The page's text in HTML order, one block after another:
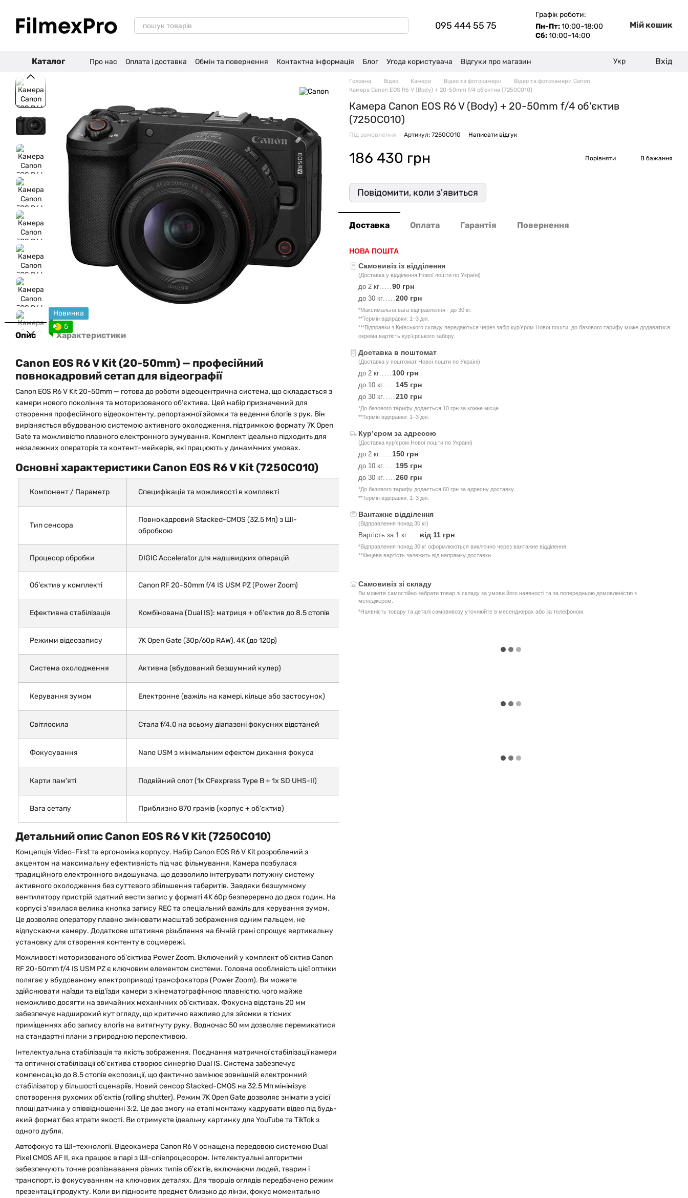
095 444 55 75
Графік роботи:
Пн-Пт:10:00–18:00
Сб:10:00–14:00
Мій кошик
Каталог Про нас Оплата і доставка Обмін та повернення Контактна інформація Блог Угода користувача Відгуки про магазин Укр Вхід
Новинка
5
Опис Характеристики
Canon EOS R6 V Kit (20-50mm) — професійний
повнокадровий сетап для відеографії
Canon EOS R6 V Kit 20-50mm — готова до роботи відеоцентрична система, що складається з
камери нового покоління та моторизованого об’єктива. Цей набір призначений для
створення професійного відеоконтенту, репортажної зйомки та ведення блогів з рук. Він
вирізняється вбудованою системою активного охолодження, підтримкою формату 7K Open
Gate та можливістю плавного електронного зумування. Комплект ідеально підходить для
незалежних операторів та контент-мейкерів, які працюють у динамічних умовах.
Основні характеристики Canon EOS R6 V Kit (7250C010)
Компонент / Параметр Специфікація та можливості в комплекті
Тип сенсора
Повнокадровий Stacked-CMOS (32.5 Мп) з ШІ-
обробкою
Процесор обробки DIGIC Accelerator для надшвидких операцій
Об’єктив у комплекті Canon RF 20-50mm f/4 IS USM PZ (Power Zoom)
Ефективна стабілізація Комбінована (Dual IS): матриця + об’єктив до 8.5 стопів
Режими відеозапису 7K Open Gate (30p/60p RAW), 4K (до 120p)
Система охолодження Активна (вбудований безшумний кулер)
Керування зумом Електронне (важіль на камері, кільце або застосунок)
Світлосила Стала f/4.0 на всьому діапазоні фокусних відстаней
Фокусування Nano USM з мінімальним ефектом дихання фокуса
Карти пам'яті Подвійний слот (1x CFexpress Type B + 1x SD UHS-II)
Вага сетапу Приблизно 870 грамів (корпус + об’єктив)
Детальний опис Canon EOS R6 V Kit (7250C010)
Концепція Video-First та ергономіка корпусу. Набір Canon EOS R6 V Kit розроблений з
акцентом на максимальну ефективність під час фільмування. Камера позбулася
традиційного електронного видошукача, що дозволило інтегрувати потужну систему
активного охолодження без суттєвого збільшення габаритів. Завдяки безшумному
вентилятору пристрій здатний вести запис у форматі 4K 60p безперервно до двох годин. На
корпусі з’явилася велика кнопка запису REC та спеціальний важіль для керування зумом.
Це дозволяє оператору плавно змінювати масштаб зображення одним пальцем, не
відпускаючи камеру. Додаткове штативне різьблення на бічній грані спрощує вертикальну
установку для створення контенту в соцмережі.
Можливості моторизованого об’єктива Power Zoom. Включений у комплект об’єктив Canon
RF 20-50mm f/4 IS USM PZ є ключовим елементом системи. Головна особливість цієї оптики
полягає у вбудованому електроприводі трансфокатора (Power Zoom). Ви можете
здійснювати наїзди та від’їзди камери з кінематографічною плавністю, чого майже
неможливо досягти на звичайних механічних об’єктивах. Фокусна відстань 20 мм
забезпечує надширокий кут огляду, що критично важливо для зйомки в тісних
приміщеннях або запису влогів на витягнуту руку. Водночас 50 мм дозволяє перемикатися
на стандартні плани з природною перспективою.
Інтелектуальна стабілізація та якість зображення. Поєднання матричної стабілізації камери
та оптичної стабілізації об’єктива створює синергію Dual IS. Система забезпечує
компенсацію до 8.5 стопів експозиції, що фактично замінює зовнішній електронний
стабілізатор у більшості сценаріїв. Новий сенсор Stacked-CMOS на 32.5 Мп мінімізує
спотворення рухомих об’єктів (rolling shutter). Режим 7K Open Gate дозволяє знімати з усієї
площі датчика у співвідношенні 3:2. Це дає змогу на етапі монтажу кадрувати відео під будь-
який формат без втрати якості. Ви отримуєте ідеальну картинку для YouTube та TikTok з
одного дубля.
Автофокус та ШІ-технології. Відеокамера Canon R6 V оснащена передовою системою Dual
Pixel CMOS AF II, яка працює в парі з ШІ-співпроцесором. Інтелектуальні алгоритми
забезпечують точне розпізнавання різних типів об’єктів, включаючи людей, тварин і
транспорт, із фокусуванням на ключових деталях. Для творців оглядів передбачено режим
презентації продукту. Коли ви підносите предмет близько до лінзи, фокус моментально
Головна Відео Камери Відео та фотокамери
Відео та фотокамери Canon
Камера Canon EOS R6 V (Body) + 20-50mm f/4 об'єктив (7250C010)
Камера Canon EOS R6 V (Body) + 20-50mm f/4 об'єктив
(7250C010)
Під замовлення Артикул: 7250C010 Написати відгук
186 430 грн Порівняти В бажання
Повідомити, коли з'явиться
Доставка Оплата Гарантія Повернення
НОВА ПОШТА
Самовивіз із відділення
(Доставка у відділення Нової пошти по Україні)
до 2 кг.....90 грн
до 30 кг.....200 грн
*Максимальна вага відправлення - до 30 кг.
**Термін відправки: 1–3 дні.
***Відправки з Київського складу передаються через забір курʼєром Нової пошти, до базового тарифу може додаватися
окрема вартість курʼєрського забору.
Доставка в поштомат
(Доставка у поштомат Нової пошти по Україні)
до 2 кг..... 100 грн
до 10 кг..... 145 грн
до 30 кг.....210 грн
*До базового тарифу додається 10 грн за кожне місце.
**Термін відправки: 1–3 дні.
Курʼєром за адресою
(Доставка курʼєром Нової пошти по Україні)
до 2 кг..... 150 грн
до 10 кг..... 195 грн
до 30 кг.....260 грн
*До базового тарифу додається 60 грн за адресну доставку.
**Термін відправки: 1–3 дні.
Вантажне відділення
(Відправлення понад 30 кг)
Вартість за 1 кг..... від 11 грн
*Відправлення понад 30 кг оформлюються виключно через вантажне відділення.
**Кінцева вартість залежить від напрямку доставки.
Самовивіз зі складу
Ви можете самостійно забрати товар зі складу за умови його наявності та за попередньою домовленістю з
менеджером.
*Наявність товару та деталі самовивозу уточнюйте в месенджерах або за телефоном.